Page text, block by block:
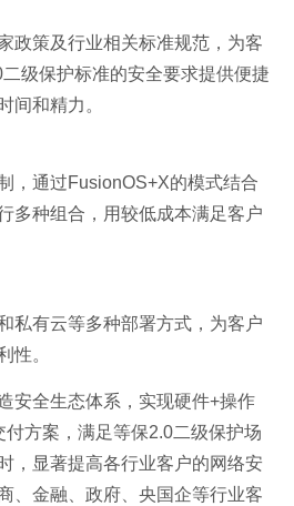
政策及行业相关标准规范，为客
级保护标准的安全要求提供便捷
间和精力。
，通过FusionOS+X的模式结合
多种组合，用较低成本满足客户
私有云等多种部署方式，为客户
性。
安全生态体系，实现硬件+操作
方案，满足等保2.0二级保护场
，显著提高各行业客户的网络安
、金融、政府、央国企等行业客